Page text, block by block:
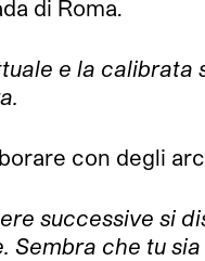
di Roma.
e la
con degli
successive si
che tu